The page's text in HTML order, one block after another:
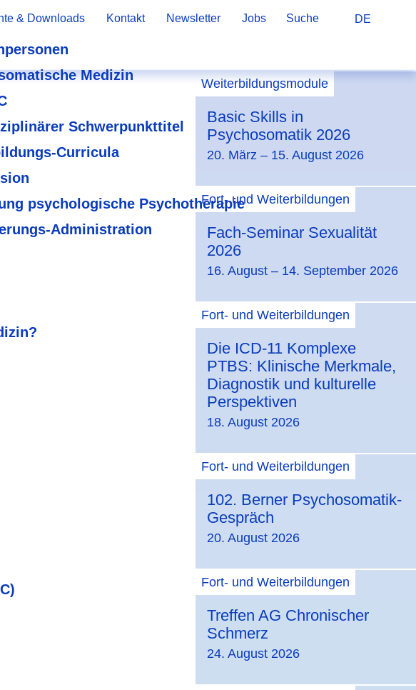
& Downloads Kontakt Newsletter Jobs Suche DE
Medizin
Schwerpunkttitel
Curricula
psychologische Psychotherapie
Administration
Weiterbildungsmodule
Basic Skills in
Psychosomatik 2026
20. März – 15. August 2026
Fort- und Weiterbildungen
Fach-Seminar Sexualität
2026
16. August – 14. September 2026
Fort- und Weiterbildungen
Die ICD-11 Komplexe
PTBS: Klinische Merkmale,
Diagnostik und kulturelle
Perspektiven
18. August 2026
Fort- und Weiterbildungen
102. Berner Psychosomatik-
Gespräch
20. August 2026
Fort- und Weiterbildungen
Treffen AG Chronischer
Schmerz
24. August 2026